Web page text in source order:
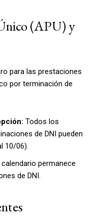
(APU) y
para las prestaciones
por terminación de
Todos los
de DNI pueden
10/06).
calendario permanece
de DNI.